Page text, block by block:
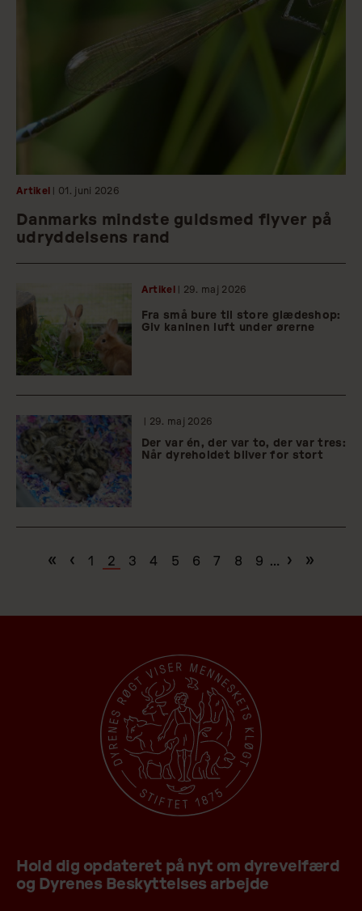
Artikel | 01. juni 2026
Danmarks mindste guldsmed flyver på
udryddelsens rand
Artikel | 29. maj 2026
Fra små bure til store glædeshop:
Giv kaninen luft under ørerne
| 29. maj 2026
Der var én, der var to, der var tres:
Når dyreholdet bliver for stort
Første side
« Forrige side
‹ Page
1
Nuværende
2 Page
3 Page
4 Page
5 Page
6 Page
7 Page
8 Page
9 … Næste side
› Sidste side
»
Hold dig opdateret på nyt om dyrevelfærd
og Dyrenes Beskyttelses arbejde